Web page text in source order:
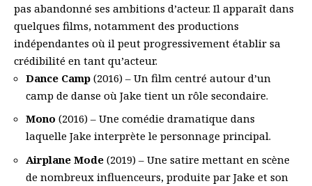
pas abandonné ses ambitions d’acteur. Il apparaît dans
quelques films, notamment des productions
indépendantes où il peut progressivement établir sa
crédibilité en tant qu’acteur.
Dance Camp (2016) – Un film centré autour d’un
camp de danse où Jake tient un rôle secondaire.
Mono (2016) – Une comédie dramatique dans
laquelle Jake interprète le personnage principal.
Airplane Mode (2019) – Une satire mettant en scène
de nombreux influenceurs, produite par Jake et son